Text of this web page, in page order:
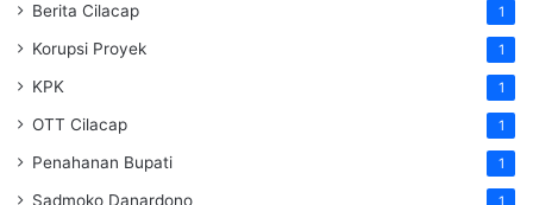
Berita Cilacap 1
Korupsi Proyek 1
KPK 1
OTT Cilacap 1
Penahanan Bupati 1
Sadmoko Danardono 1